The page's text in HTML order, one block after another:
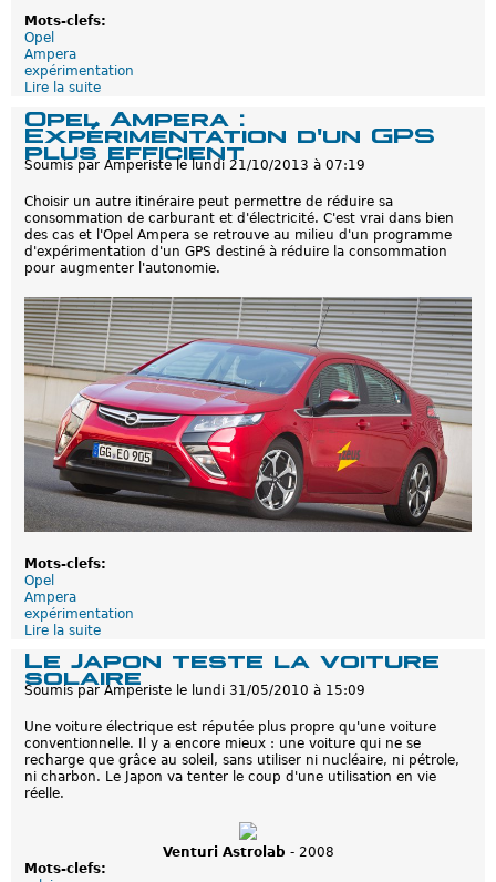
b
s
h
l
e
e
d
l
a
v
i
l
e
p
l
u
s
s
û
r
e
e
t
é
c
o
o
q
Mots-clefs:
Opel
Ampera
expérimentation
Lire la suite
p
m
p
e
r
a
L
e
v
e
r
k
u
s
e
n
s
'
e
s
s
y
l
é
l
e
o
m
o
t
Opel Ampera :
Expérimentation d'un GPS
plus efficient
Soumis par Amperistelelundi 21/10/2013 à 07:19
Choisir un autre itinéraire peut permettre de réduire sa
consommation de carburant et d'électricité. C'est vrai dans bien
des cas et l'Opel Ampera se retrouve au milieu d'un programme
d'expérimentation d'un GPS destiné à réduire la consommation
pour augmenter l'autonomie.
Mots-clefs:
Opel
Ampera
expérimentation
Lire la suite
O
e
A
m
p
e
x
Le Japon teste la voiture
solaire
Soumis par Amperiste le lundi 31/05/2010 à 15:09
Une voiture électrique est réputée plus propre qu'une voiture
conventionnelle. Il y a encore mieux : une voiture qui ne se
recharge que grâce au soleil, sans utiliser ni nucléaire, ni pétrole,
ni charbon. Le Japon va tenter le coup d'une utilisation en vie
réelle.
Venturi Astrolab - 2008
Mots-clefs: